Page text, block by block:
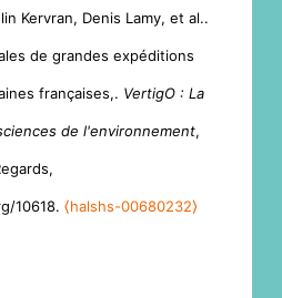
Kervran, Denis Lamy, et al..
de grandes expéditions
françaises,. VertigO : La
de l'environnement,
10618. ⟨halshs-00680232⟩